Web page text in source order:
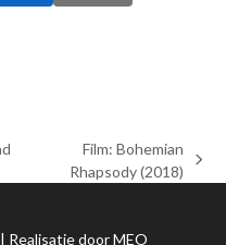
Film: Bohemian
Rhapsody (2018)
Realisatie doorMEO